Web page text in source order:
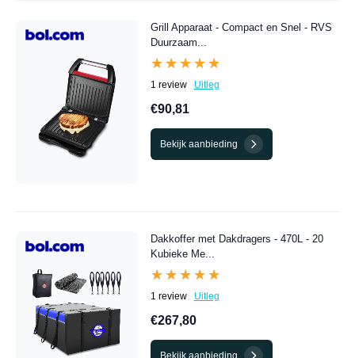
Grill Apparaat - Compact en Snel - RVS
Duurzaam...
★★★★★
★★★★★
1 review Uitleg
€90,81
Bekijk aanbieding
Dakkoffer met Dakdragers - 470L - 20
Kubieke Me...
★★★★★
★★★★★
1 review Uitleg
€267,80
Bekijk aanbieding